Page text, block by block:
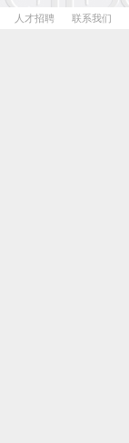
人才招聘 联系我们